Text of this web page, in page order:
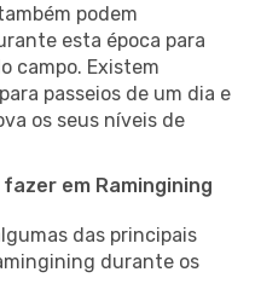
podem
esta época para
campo. Existem
passeios de um dia e
os seus níveis de
em Ramingining
das principais
durante os